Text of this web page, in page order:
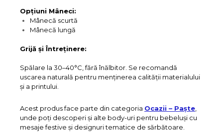
Opțiuni Mâneci:
Mânecă scurtă
Mânecă lungă
Grijă și Întreținere:
Spălare la 30–40°C, fără înălbitor. Se recomandă
uscarea naturală pentru menținerea calității materialului
și a printului.
Acest produs face parte din categoria Ocazii – Paște
unde poți descoperi și alte body-uri pentru bebeluși cu
mesaje festive și designuri tematice de sărbătoare.